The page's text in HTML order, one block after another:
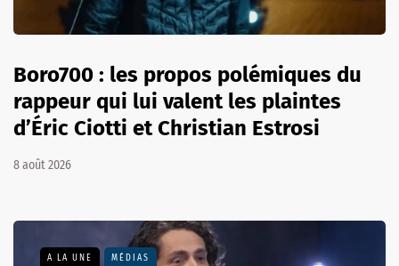
Boro700 : les propos polémiques du
rappeur qui lui valent les plaintes
d’Éric Ciotti et Christian Estrosi
8 août 2026
A LA UNE MÉDIAS